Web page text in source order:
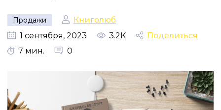
Продажи
Книголюб
1 сентября, 2023
3.2К
Поделиться
7 мин.
0